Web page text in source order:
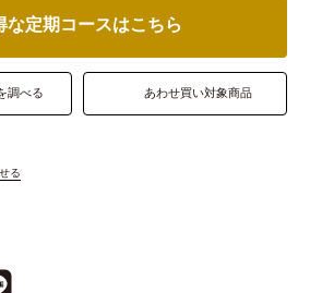
な定期コースはこちら
調べる あわせ買い対象商品
る